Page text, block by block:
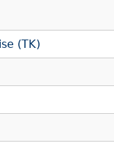
(TK)